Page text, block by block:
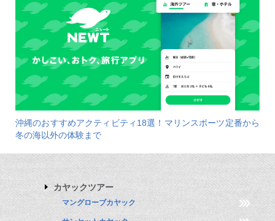
沖縄のおすすめアクティビティ18選！マリンスポーツ定番から
冬の海以外の体験まで
カヤックツアー
マングローブカヤック